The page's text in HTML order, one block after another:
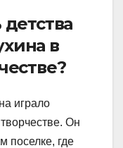
в
играло
Он
поселке, где